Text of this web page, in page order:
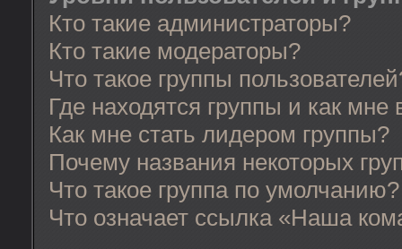
Кто такие администраторы?
Кто такие модераторы?
Что такое группы
Где находятся группы и как мне
Как мне стать лидером группы?
Почему названия некоторых
Что такое группа по умолчанию?
Что означает ссылка «Наша